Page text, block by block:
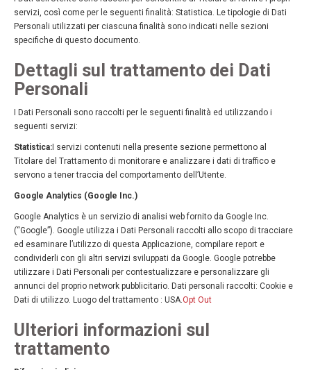
servizi, così come per le seguenti finalità: Statistica. Le tipologie di Dati
Personali utilizzati per ciascuna finalità sono indicati nelle sezioni
specifiche di questo documento.
Dettagli sul trattamento dei Dati
Personali
I Dati Personali sono raccolti per le seguenti finalità ed utilizzando i
seguenti servizi:
Statistica: I servizi contenuti nella presente sezione permettono al
Titolare del Trattamento di monitorare e analizzare i dati di traffico e
servono a tener traccia del comportamento dell’Utente.
Google Analytics (Google Inc.)
Google Analytics è un servizio di analisi web fornito da Google Inc.
(“Google”). Google utilizza i Dati Personali raccolti allo scopo di tracciare
ed esaminare l’utilizzo di questa Applicazione, compilare report e
condividerli con gli altri servizi sviluppati da Google. Google potrebbe
utilizzare i Dati Personali per contestualizzare e personalizzare gli
annunci del proprio network pubblicitario. Dati personali raccolti: Cookie e
Dati di utilizzo. Luogo del trattamento : USA.Opt Out
Ulteriori informazioni sul
trattamento